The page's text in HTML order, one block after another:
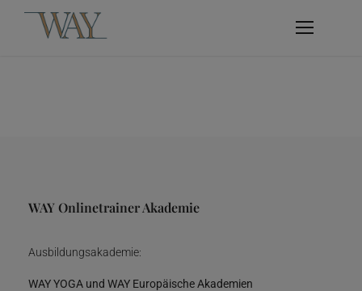
WAY Onlinetrainer Akademie
Ausbildungsakademie:
WAY YOGA und WAY Europäische Akademien